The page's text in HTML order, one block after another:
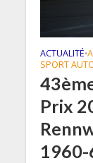
ACTUALITÉ•
SPORT
Prix
1960-